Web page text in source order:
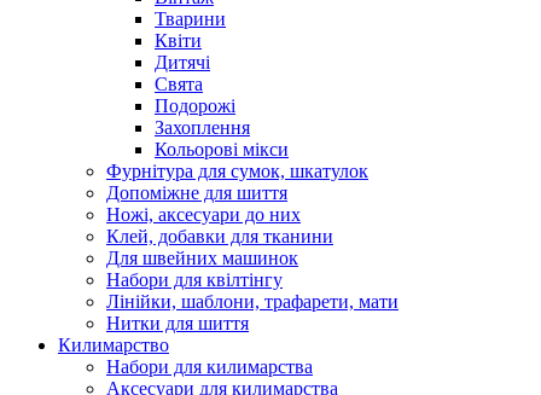
Тварини
Квіти
Дитячі
Свята
Подорожі
Захоплення
Кольорові мікси
Фурнітура для сумок, шкатулок
Допоміжне для шиття
Ножі, аксесуари до них
Клей, добавки для тканини
Для швейних машинок
Набори для квілтінгу
Лінійки, шаблони, трафарети, мати
Нитки для шиття
Килимарство
Набори для килимарства
Аксесуари для килимарства